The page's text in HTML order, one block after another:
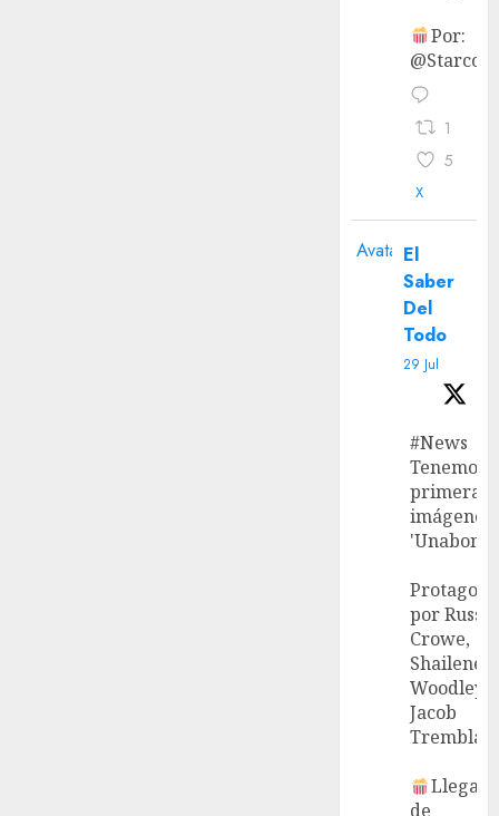
Por:
1
5
X
Avatar El
Saber
Del
Todo
29 Jul
#News
Tenemos
primeras
imágenes
por
Crowe,
Shailene
Woodley y
Jacob
Tremblay.
Llega
de